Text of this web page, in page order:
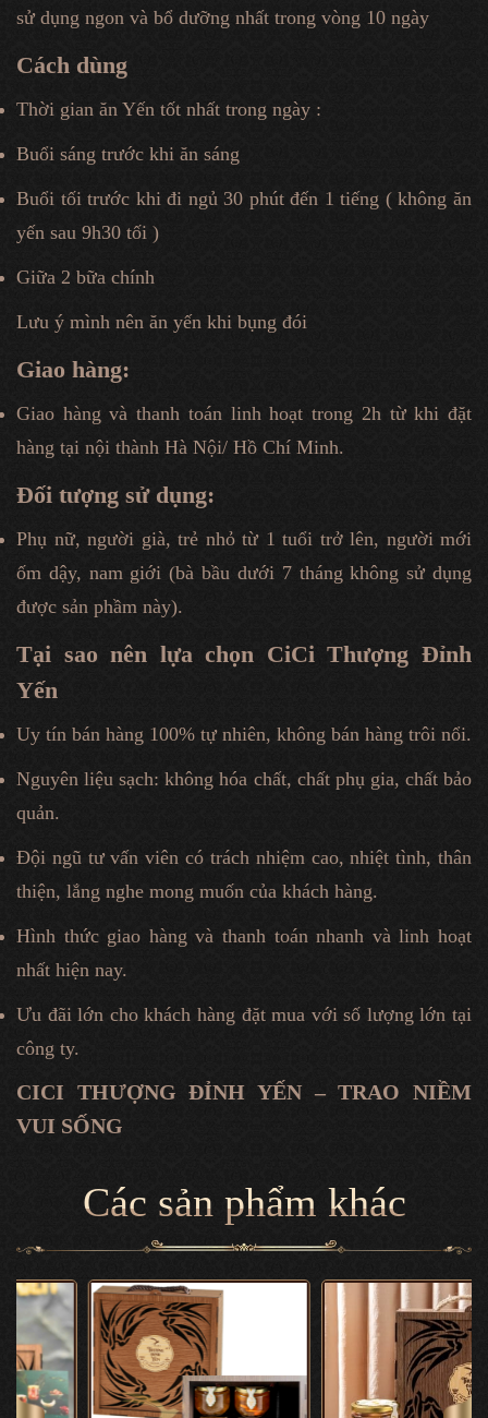
sử dụng ngon và bổ dưỡng nhất trong vòng 10 ngày
Cách dùng
Thời gian ăn Yến tốt nhất trong ngày :
Buổi sáng trước khi ăn sáng
Buổi tối trước khi đi ngủ 30 phút đến 1 tiếng ( không ăn
yến sau 9h30 tối )
Giữa 2 bữa chính
Lưu ý mình nên ăn yến khi bụng đói
Giao hàng:
Giao hàng và thanh toán linh hoạt trong 2h từ khi đặt
hàng tại nội thành Hà Nội/ Hồ Chí Minh.
Đối tượng sử dụng:
Phụ nữ, người già, trẻ nhỏ từ 1 tuổi trở lên, người mới
ốm dậy, nam giới (bà bầu dưới 7 tháng không sử dụng
được sản phầm này).
Tại sao nên lựa chọn CiCi Thượng Đỉnh
Yến
Uy tín bán hàng 100% tự nhiên, không bán hàng trôi nổi.
Nguyên liệu sạch: không hóa chất, chất phụ gia, chất bảo
quản.
Đội ngũ tư vấn viên có trách nhiệm cao, nhiệt tình, thân
thiện, lắng nghe mong muốn của khách hàng.
Hình thức giao hàng và thanh toán nhanh và linh hoạt
nhất hiện nay.
Ưu đãi lớn cho khách hàng đặt mua với số lượng lớn tại
công ty.
CICI THƯỢNG ĐỈNH YẾN – TRAO NIỀM
VUI SỐNG
Các sản phẩm khác